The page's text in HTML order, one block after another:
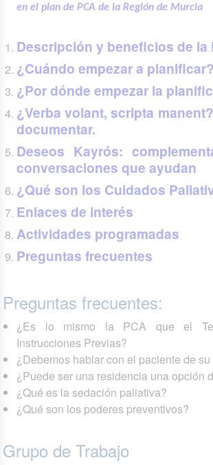
en el plan de PCA de la Región de Murcia
Descripción y beneficios de la
¿Cuándo empezar a planificar?
¿Por dónde empezar la
¿Verba volant, scripta
documentar.
Deseos Kayrós:
conversaciones que ayudan
¿Qué son los Cuidados
Enlaces de interés
Actividades programadas
Preguntas frecuentes
Preguntas frecuentes:
¿Es lo mismo la PCA que el
Instrucciones Previas?
¿Debemos hablar con el paciente de
¿Puede ser una residencia una opción
¿Qué es la sedación paliativa?
¿Qué son los poderes preventivos?
Grupo de Trabajo